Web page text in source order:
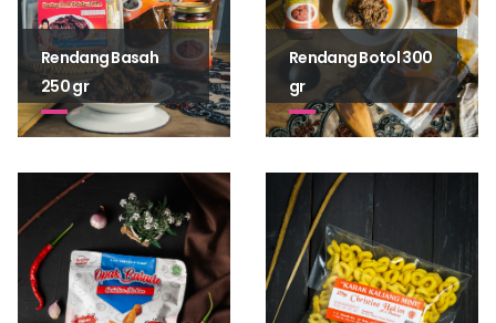
Rendang Basah
250 gr
Rendang Botol 300
gr